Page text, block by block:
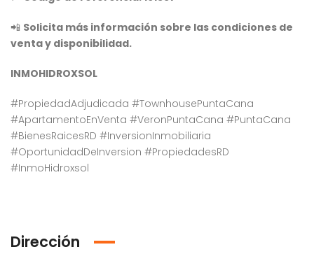
📲 Solicita más información sobre las condiciones de
venta y disponibilidad.
INMOHIDROXSOL
#PropiedadAdjudicada #TownhousePuntaCana
#ApartamentoEnVenta #VeronPuntaCana #PuntaCana
#BienesRaicesRD #InversionInmobiliaria
#OportunidadDeInversion #PropiedadesRD
#InmoHidroxsol
Dirección